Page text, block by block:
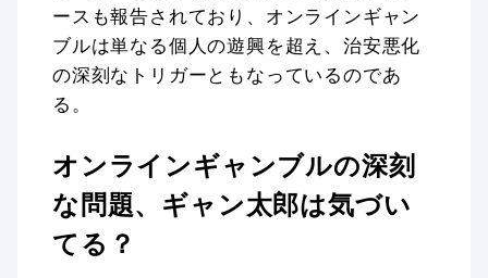
ースも報告されており、オンラインギャン
ブルは単なる個人の遊興を超え、治安悪化
の深刻なトリガーともなっているのであ
る。
オンラインギャンブルの深刻
な問題、ギャン太郎は気づい
てる？